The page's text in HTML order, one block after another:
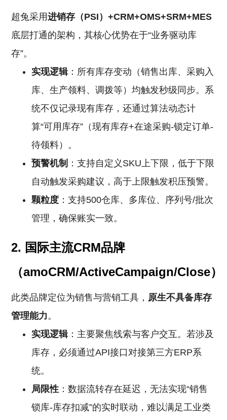
超兔采用进销存（PSI）+CRM+OMS+SRM+MES
底层打通的架构，其核心优势在于“业务驱动库
存”。
实现逻辑：所有库存变动（销售出库、采购入
库、生产领料、调拨等）均触发秒级同步。系
统不仅记录现有库存，还通过算法动态计
算“可用库存”（现有库存+在途采购-锁定订单-
待领料）。
预警机制 ：支持自定义SKU上下限，低于下限
自动触发采购建议，高于上限触发积压预警。
颗粒度 ：支持500仓库、多库位、序列号/批次
管理，确保账实一致。
2. 国际主流CRM品牌
（amoCRM/ActiveCampaign/Close）
此类品牌定位为销售与营销工具， 原生不具备库存
管理能力。
实现逻辑：主要聚焦线索与客户交互。若涉及
库存，必须通过API接口对接第三方ERP系
统。
局限性 ：数据流转存在延迟，无法实现“销售
锁库-库存扣减”的实时联动，难以满足工业类